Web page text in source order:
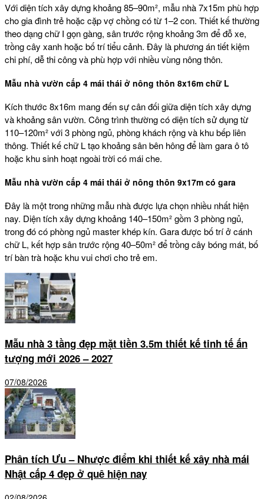
Với diện tích xây dựng khoảng 85–90m², mẫu nhà 7x15m phù hợp
cho gia đình trẻ hoặc cặp vợ chồng có từ 1–2 con. Thiết kế thường
theo dạng chữ I gọn gàng, sân trước rộng khoảng 3m để đỗ xe,
trồng cây xanh hoặc bố trí tiểu cảnh. Đây là phương án tiết kiệm
chi phí, dễ thi công và phù hợp với nhiều vùng nông thôn.
Mẫu nhà vườn cấp 4 mái thái ở nông thôn 8x16m chữ L
Kích thước 8x16m mang đến sự cân đối giữa diện tích xây dựng
và khoảng sân vườn. Công trình thường có diện tích sử dụng từ
110–120m² với 3 phòng ngủ, phòng khách rộng và khu bếp liên
thông. Thiết kế chữ L tạo khoảng sân bên hông để làm gara ô tô
hoặc khu sinh hoạt ngoài trời có mái che.
Mẫu nhà vườn cấp 4 mái thái ở nông thôn 9x17m có gara
Đây là một trong những mẫu nhà được lựa chọn nhiều nhất hiện
nay. Diện tích xây dựng khoảng 140–150m² gồm 3 phòng ngủ,
trong đó có phòng ngủ master khép kín. Gara được bố trí ở cánh
chữ L, kết hợp sân trước rộng 40–50m² để trồng cây bóng mát, bố
trí bàn trà hoặc khu vui chơi cho trẻ em.
Mẫu nhà 3 tầng đẹp mặt tiền 3.5m thiết kế tinh tế ấn
tượng mới 2026 – 2027
07/08/2026
Phân tích Ưu – Nhược điểm khi thiết kế xây nhà mái
Nhật cấp 4 đẹp ở quê hiện nay